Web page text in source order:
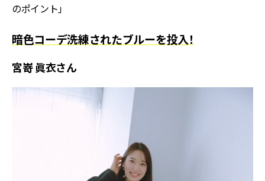
のポイント」
暗色コーデ洗練されたブルーを投入！
宮嵜 眞衣さん